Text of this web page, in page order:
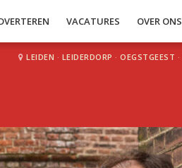
VACATURES OVER ONS
LEIDEN · LEIDERDORP · OEGSTGEEST ·